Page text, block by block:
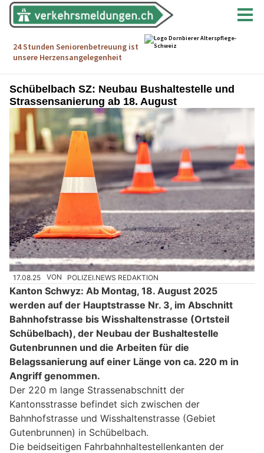
Schübelbach SZ: Neubau Bushaltestelle und
Strassensanierung ab 18. August
17.08.25 VON POLIZEI.NEWS REDAKTION
Kanton Schwyz: Ab Montag, 18. August 2025
werden auf der Hauptstrasse Nr. 3, im Abschnitt
Bahnhofstrasse bis Wisshaltenstrasse (Ortsteil
Schübelbach), der Neubau der Bushaltestelle
Gutenbrunnen und die Arbeiten für die
Belagssanierung auf einer Länge von ca. 220 m in
Angriff genommen.
Der 220 m lange Strassenabschnitt der
Kantonsstrasse befindet sich zwischen der
Bahnhofstrasse und Wisshaltenstrasse (Gebiet
Gutenbrunnen) in Schübelbach.
Die beidseitigen Fahrbahnhaltestellenkanten der